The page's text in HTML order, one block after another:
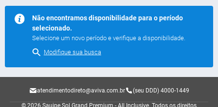
Não encontramos disponibilidade para o período
selecionado.
Selecione um novo período e verifique a disponibilidade.
Modifique sua busca
atendimentodireto@aviva.com.br (seu DDD) 4000-1449
© 2026 Sauipe Sol Grand Premium - All Inclusive. Todos os direitos